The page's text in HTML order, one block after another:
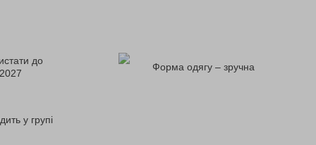
до
Форма одягу – зручна
у групі